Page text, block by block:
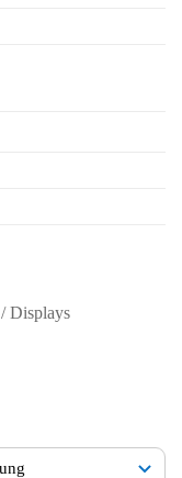
/ Displays